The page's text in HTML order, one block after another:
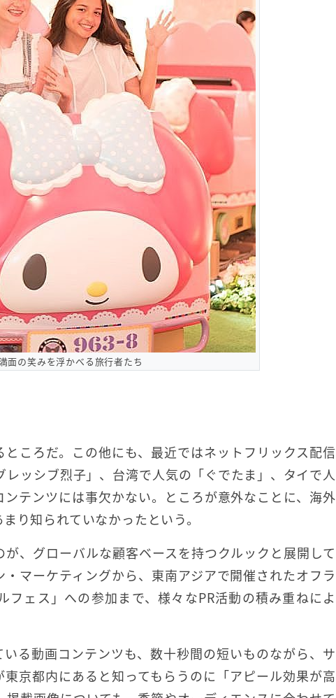
面の笑みを浮かべる旅行者たち
ころだ。この他にも、最近ではネットフリックス配信
ッシブ烈子」、台湾で人気の「ぐでたま」、タイで人
テンツには事欠かない。ところが意外なことに、海外
り知られていなかったという。
、グローバルな顧客ベースを持つクルックと展開して
マーケティングから、東南アジアで開催されたオフラ
ェス」への参加まで、様々なPR活動の積み重ねによ
る動画コンテンツも、数十秒間の短いものながら、サ
京都内にあると知ってもらうのに「アピール効果が高